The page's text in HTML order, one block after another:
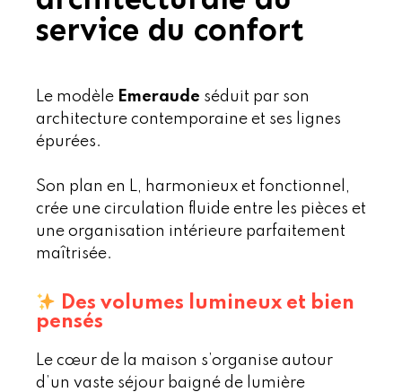
service du confort
Le modèle Emeraude séduit par son
architecture contemporaine et ses lignes
épurées.
Son plan en L, harmonieux et fonctionnel,
crée une circulation fluide entre les pièces et
une organisation intérieure parfaitement
maîtrisée.
Des volumes lumineux et bien
pensés
Le cœur de la maison s’organise autour
d’un vaste séjour baigné de lumière